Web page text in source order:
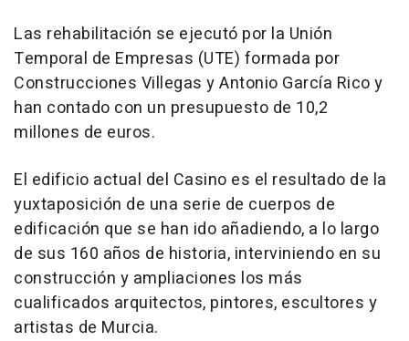
Las rehabilitación se ejecutó por la Unión
Temporal de Empresas (UTE) formada por
Construcciones Villegas y Antonio García Rico y
han contado con un presupuesto de 10,2
millones de euros.
El edificio actual del Casino es el resultado de la
yuxtaposición de una serie de cuerpos de
edificación que se han ido añadiendo, a lo largo
de sus 160 años de historia, interviniendo en su
construcción y ampliaciones los más
cualificados arquitectos, pintores, escultores y
artistas de Murcia.